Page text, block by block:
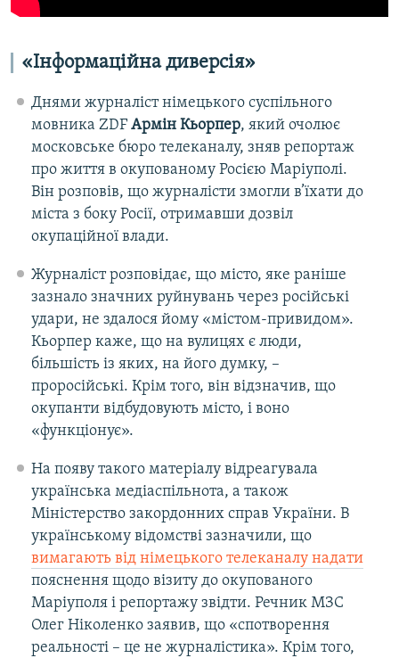
«Інформаційна диверсія»
Днями журналіст німецького суспільного
мовника ZDF Армін Кьорпер, який очолює
московське бюро телеканалу, зняв репортаж
про життя в окупованому Росією Маріуполі.
Він розповів, що журналісти змогли в’їхати до
міста з боку Росії, отримавши дозвіл
окупаційної влади.
Журналіст розповідає, що місто, яке раніше
зазнало значних руйнувань через російські
удари, не здалося йому «містом-привидом».
Кьорпер каже, що на вулицях є люди,
більшість із яких, на його думку, –
проросійські. Крім того, він відзначив, що
окупанти відбудовують місто, і воно
«функціонує».
На появу такого матеріалу відреагувала
українська медіаспільнота, а також
Міністерство закордонних справ України. В
українському відомстві зазначили, що
вимагають від німецького телеканалу надати
пояснення щодо візиту до окупованого
Маріуполя і репортажу звідти. Речник МЗС
Олег Ніколенко заявив, що «спотворення
реальності – це не журналістика». Крім того,